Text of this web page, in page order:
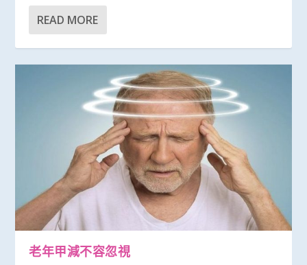
READ MORE
老年甲減不容忽視